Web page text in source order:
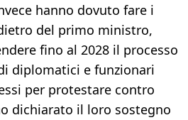
hanno dovuto fare i
del primo ministro,
fino al 2028 il processo
diplomatici e funzionari
per protestare contro
dichiarato il loro sostegno